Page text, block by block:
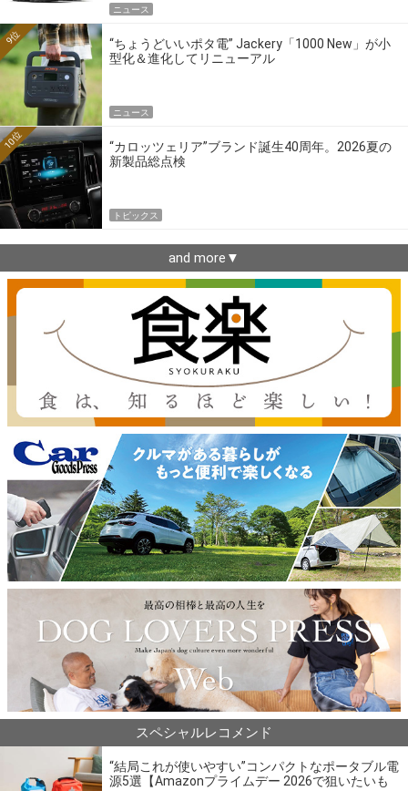
ニュース
“ちょうどいいポタ電” Jackery「1000 New」が小
型化＆進化してリニューアル
9位
ニュース
“カロッツェリア”ブランド誕生40周年。2026夏の
新製品総点検
10位
トピックス
and more▼
スペシャルレコメンド
“結局これが使いやすい”コンパクトなポータブル電
源5選【Amazonプライムデー 2026で狙いたいも